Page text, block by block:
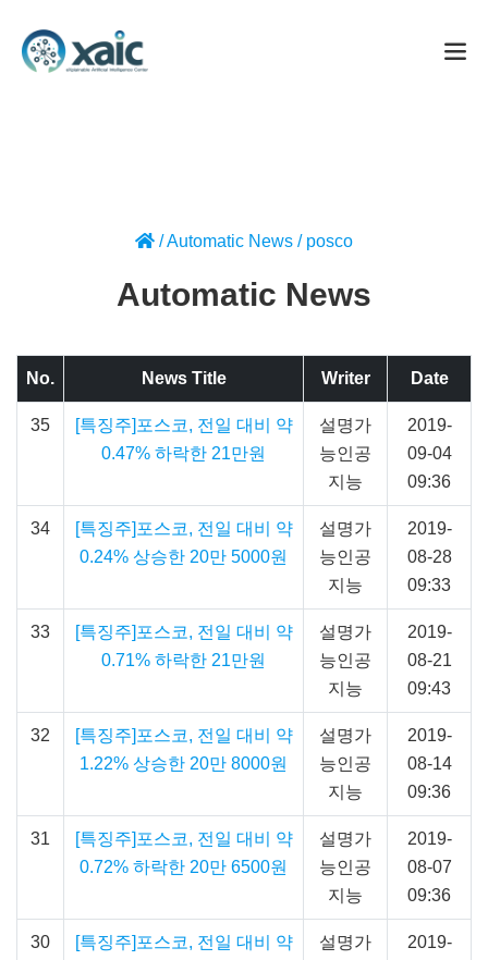
/Automatic News / posco
Automatic News
No. News Title Writer Date
35
[특징주]포스코, 전일 대비 약
0.47% 하락한 21만원
설명가
능인공
지능
2019-
09-04
09:36
34
[특징주]포스코, 전일 대비 약
0.24% 상승한 20만 5000원
설명가
능인공
지능
2019-
08-28
09:33
33
[특징주]포스코, 전일 대비 약
0.71% 하락한 21만원
설명가
능인공
지능
2019-
08-21
09:43
32
[특징주]포스코, 전일 대비 약
1.22% 상승한 20만 8000원
설명가
능인공
지능
2019-
08-14
09:36
31
[특징주]포스코, 전일 대비 약
0.72% 하락한 20만 6500원
설명가
능인공
지능
2019-
08-07
09:36
30
[특징주]포스코, 전일 대비 약
설명가
2019-